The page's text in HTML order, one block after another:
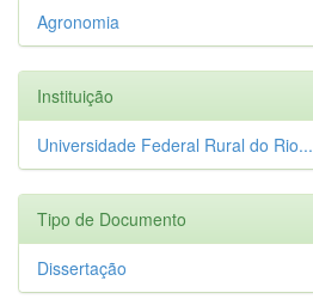
Agronomia
Instituição
Universidade Federal Rural do Rio...
Tipo de Documento
Dissertação